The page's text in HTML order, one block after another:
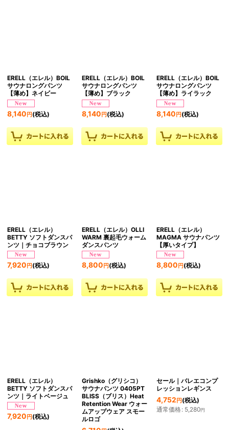
ERELL（エレル）BOIL
サウナロングパンツ
【薄め】ネイビー
8,140 円 (税込)
ERELL（エレル）BOIL
サウナロングパンツ
【薄め】ブラック
8,140 円(税込)
ERELL（エレル）BOIL
サウナロングパンツ
【薄め】ライラック
8,140 円(税込)
ERELL（エレル）
BETTY ソフトダンスパ
ンツ｜チョコブラウン
7,920 円 (税込)
ERELL（エレル）OLLI
WARM 裏起毛ウォーム
ダンスパンツ
8,800 円(税込)
ERELL（エレル）
MAGMA サウナパンツ
【厚いタイプ】
8,800 円(税込)
ERELL（エレル）
BETTY ソフトダンスパ
ンツ｜ライトベージュ
7,920 円 (税込)
Grishko（グリシコ）
サウナパンツ 0405PT
BLISS（ブリス）Heat
Retention Wear ウォー
ムアップウェア スモー
ルロゴ
セール｜バレエコンプ
レッションレギンス
4,752 円(税込)
通常価格: 5,280円